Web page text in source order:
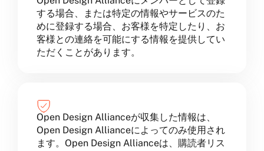
する場合、または特定の情報やサービスのた
めに登録する場合、お客様を特定したり、お
客様との連絡を可能にする情報を提供してい
ただくことがあります。
Open Design Allianceが収集した情報は、
Open Design Allianceによってのみ使用され
ます。Open Design Allianceは、購読者リス